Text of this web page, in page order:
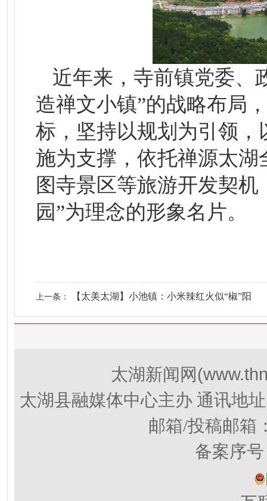
近年来，寺前镇党委、
造禅文小镇”的战略布局
标，坚持以规划为引领
施为支撑，依托禅源太
图寺景区等旅游开发契
园”为理念的形象名片。
上一条： 【太美太湖】小池镇：小米辣红火似“椒”阳
太湖新闻网
太湖县融媒体中心主办 通讯地
邮箱/投稿邮箱
备案序